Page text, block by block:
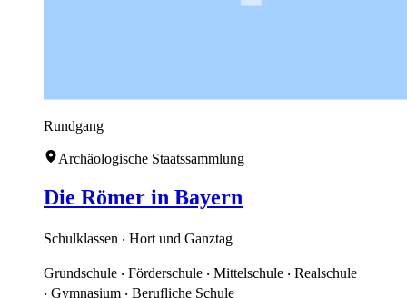
Rundgang
Archäologische Staatssammlung
Die Römer in Bayern
Schulklassen ‧ Hort und Ganztag
Grundschule ‧ Förderschule ‧ Mittelschule ‧ Realschule
‧ Gymnasium ‧ Berufliche Schule